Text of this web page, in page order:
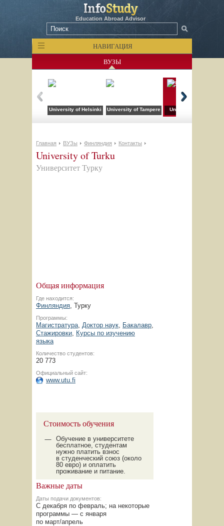
Education Abroad Advisor
НАВИГАЦИЯ
ВУЗЫ
University of Helsinki University of Tampere University of Turku
Главная ВУЗы Финляндия Контакты
University of Turku
Университет Турку
Общая информация
Где находится:
Финляндия, Турку
Программы:
Магистратура, Доктор наук, Бакалавр,
Стажировки, Курсы по изучению
языка
Количество студентов:
20 773
Официальный сайт:
www.utu.fi
Стоимость обучения
Обучение в университете
бесплатное, студентам
нужно платить взнос
в студенческий союз (около
80 евро) и оплатить
проживание и питание.
Важные даты
Даты подачи документов:
С декабря по февраль; на некоторые
программы — с января
по март/апрель